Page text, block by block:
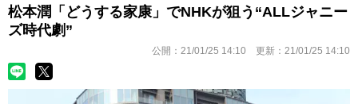
松本潤「どうする家康」でNHKが狙う“ALLジャニー
ズ時代劇”
公開： 21/01/25 14:10 更新： 21/01/25 14:10